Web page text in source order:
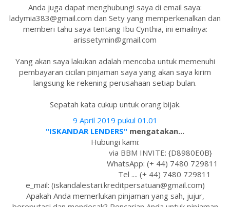
Anda juga dapat menghubungi saya di email saya:
ladymia383@gmail.com dan Sety yang memperkenalkan dan
memberi tahu saya tentang Ibu Cynthia, ini emailnya:
arissetymin@gmail.com
Yang akan saya lakukan adalah mencoba untuk memenuhi
pembayaran cicilan pinjaman saya yang akan saya kirim
langsung ke rekening perusahaan setiap bulan.
Sepatah kata cukup untuk orang bijak.
9 April 2019 pukul 01.01
"ISKANDAR LENDERS" mengatakan...
Hubungi kami:
via BBM INVITE: {D8980E0B}
WhatsApp: (+ 44) 7480 729811
Tel .... (+ 44) 7480 729811
e_mail: (iskandalestari.kreditpersatuan@gmail.com)
Apakah Anda memerlukan pinjaman yang sah, jujur,